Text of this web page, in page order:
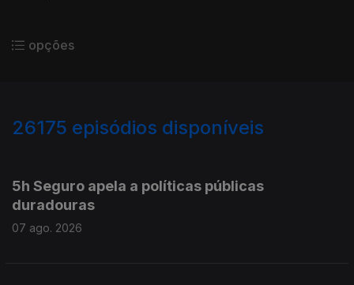
opções
26175 episódios disponíveis
5h Seguro apela a políticas públicas
duradouras
07 ago. 2026